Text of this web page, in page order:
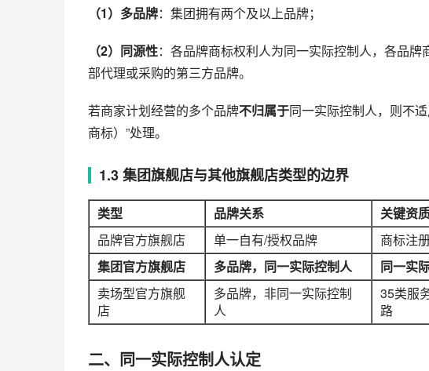
（1）多品牌：集团拥有两个及以上品牌；
（2）同源性：各品牌商标权利人为同一实际控制人，各品
部代理或采购的第三方品牌。
若商家计划经营的多个品牌不归属于同一实际控制人，则不
商标）”处理。
1.3 集团旗舰店与其他旗舰店类型的边界
类型 品牌关系
关键资
品牌官方旗舰店
单一自有/授权品牌
商标注
集团官方旗舰店
多品牌，同一实际控制人
同一实
卖场型官方旗舰
店
多品牌，非同一实际控制
人
35类服
路
二、同一实际控制人认定